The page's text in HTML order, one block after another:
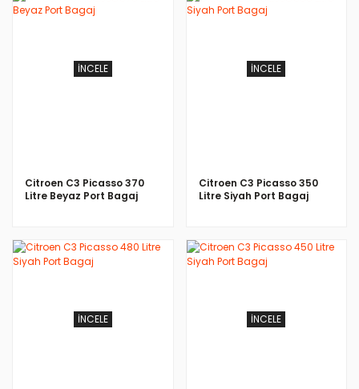
İNCELE
Citroen C3 Picasso 370
Litre Beyaz Port Bagaj
İNCELE
Citroen C3 Picasso 350
Litre Siyah Port Bagaj
İNCELE İNCELE